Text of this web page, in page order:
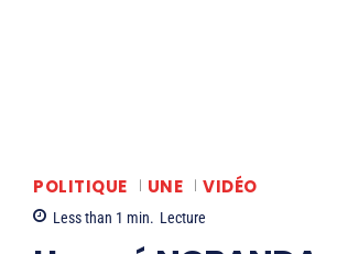
POLITIQUE UNE VIDÉO
Less than 1 min. Lecture